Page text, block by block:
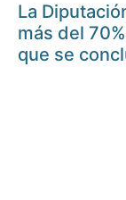
La
más del
que se